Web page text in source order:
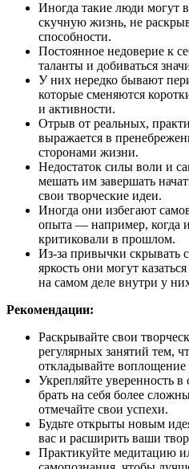
Иногда такие люди могут
скучную жизнь, не
способности.
Постоянное недоверие к
таланты и добиваться
У них нередко бывают
которые сменяются
и активности.
Отрыв от реальных,
выражается в
сторонами жизни.
Недостаток силы воли и
мешать им завершать
свои творческие идеи.
Иногда они избегают
опыта — например, когда
критиковали в прошлом.
Из-за привычки скрывать
яркость они могут
на самом деле внутри у
Рекомендации:
Раскрывайте свои
регулярных занятий тем,
откладывайте
Укрепляйте уверенность в
брать на себя более
отмечайте свои успехи.
Будьте открыты новым
вас и расширить ваши
Практикуйте медитацию